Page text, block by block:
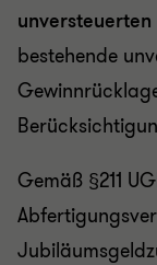
bestehende
Gemäß §211